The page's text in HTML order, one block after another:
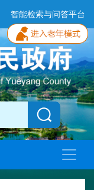
智能检索与问答平台